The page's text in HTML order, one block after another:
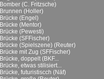
Bomber (C. Fritzsche)
Brunnen (Holler)
Brücke (Engel)
Brücke (Mentor)
Brücke (Pewesti)
Brücke (SFFischer)
Brücke (Spielszene) (Reuter)
Brücke mit Zug (SFFischer)
Brücke, doppelt (BKF...
Brücke, etwas stilisiert...
Brücke, futuristiscch (Näf)